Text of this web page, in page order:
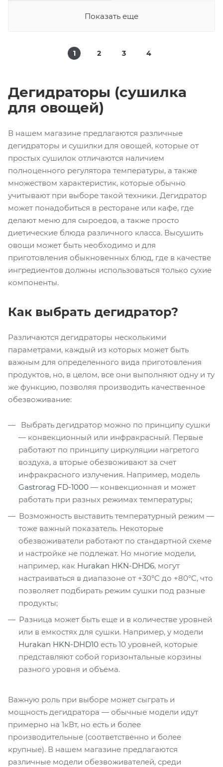
Показать еще
1 2 3 4
Дегидраторы (сушилка
для овощей)
В нашем магазине предлагаются различные
дегидраторы и сушилки для овощей, которые от
простых сушилок отличаются наличием
полноценного регулятора температуры, а также
множеством характеристик, которые обычно
учитывают при выборе такой техники. Дегидратор
может понадобиться в ресторане или кафе, где
делают меню для сыроедов, а также просто
диетические блюда различного класса. Высушить
овощи может быть необходимо и для
приготовления обыкновенных блюд, где в качестве
ингредиентов должны использоваться только сухие
компоненты.
Как выбрать дегидратор?
Различаются дегидраторы несколькими
параметрами, каждый из которых может быть
важным для определенного вида приготовления
продуктов, но, в целом, все они выполняют одну и ту
же функцию, позволяя производить качественное
обезвоживание:
Выбрать дегидратор можно по принципу сушки
— конвекционный или инфракрасный. Первые
работают по принципу циркуляции нагретого
воздуха, а вторые обезвоживают за счет
инфракрасного излучения. Например, модель
Gastrorag FD-1000 — конвекционная и может
работать при разных режимах температуры;
Возможность выставить температурный режим —
тоже важный показатель. Некоторые
обезвоживатели работают по стандартной схеме
и настройке не подлежат. Но многие модели,
например, как Hurakan HKN-DHD6, могут
настраиваться в диапазоне от +30°C до +80°C, что
позволяет подбирать режим сушки под разные
продукты;
Разница может быть еще и в количестве уровней
или в емкостях для сушки. Например, у модели
Hurakan HKN-DHD10 есть 10 уровней, которые
представляют собой горизонтальные корзины
разного уровня и объема.
Важную роль при выборе может сыграть и
мощность дегидратора — обычные модели идут
примерно на 1кВт, но есть и более
производительные (соответственно и более
крупные). В нашем магазине предлагаются
различные модели обезвоживателей, среди